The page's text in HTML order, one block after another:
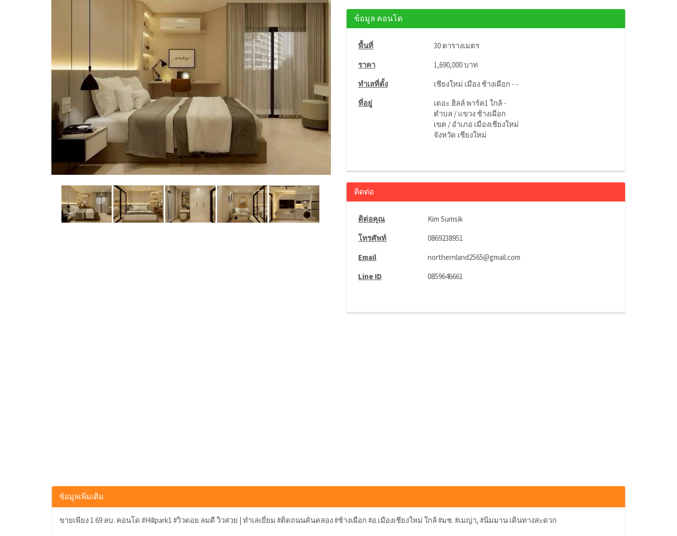
ข้อมูล คอนโด
พื้นที่
30 ตารางเมตร
ราคา
1,690,000 บาท
ทำเลที่ตั้ง
เชียงใหม่ เมือง ช้างเผือก - -
ที่อยู่
เดอะ ฮิลล์ พาร์ค1 ใกล้ -
ตำบล / แขวง ช้างเผือก
เขต / อำเภอ เมืองเชียงใหม่
จังหวัด เชียงใหม่
ติดต่อ
ติต่อคุณ
Kim Sumsik
โทรศัพท์
0869238951
Email
northernland2565@gmail.com
Line ID
0859646661
ข้อมูลเพิ่มเติม
ขายเพียง 1.69 ลบ. คอนโด #Hillpark1 #วิวดอย ลมดี วิวสวย | ทำเลเยี่ยม #ติดถนนคันคลอง #ช้างเผือก #อ.เมืองเชียงใหม่ ใกล้ #มช. #เมญ่า, #นิมมาน เดินทางสะดวก